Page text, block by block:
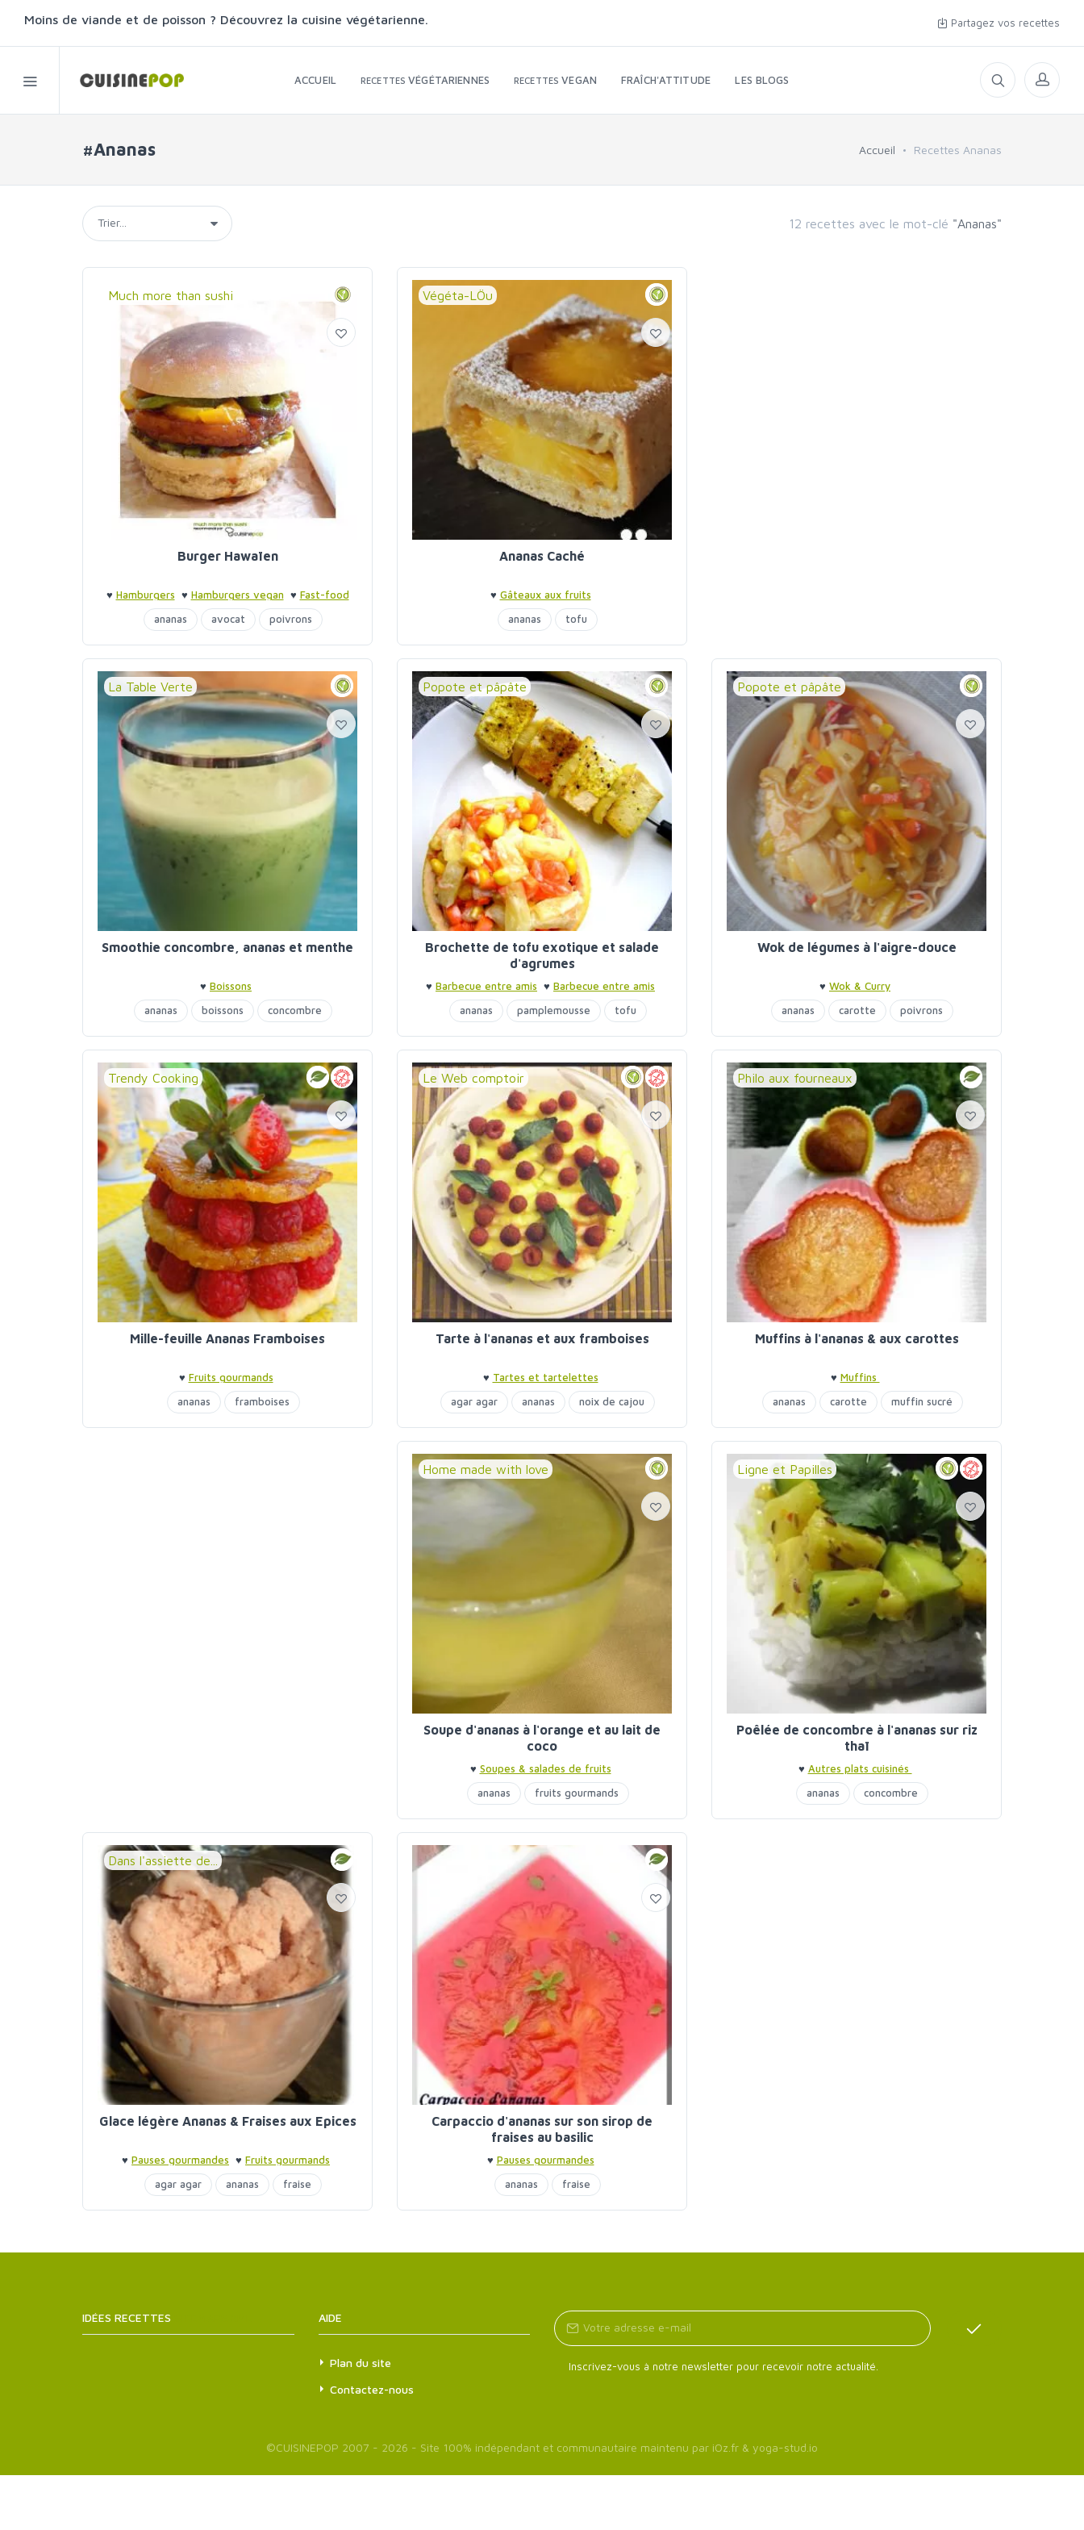
Moins de viande et de poisson ? Découvrez la cuisine végétarienne. Partagez vos recettes
ACCUEIL RECETTESVÉGÉTARIENNES RECETTESVEGAN FRAÎCH'ATTITUDE LES BLOGS
#Ananas Accueil Recettes Ananas
12 recettes avec le mot-clé "Ananas"
Much more than sushi
Burger Hawaïen
♥ Hamburgers ♥ Hamburgers vegan ♥ Fast-food
bio♥Fast-food bio
ananas avocat poivrons
Végéta-LÖu
Ananas Caché
♥ Gâteaux aux fruits
ananas
tofu
La Table Verte
Smoothie concombre, ananas et menthe
♥ Boissons
ananas
boissons concombre
smoothie
Popote et pâpâte
Brochette de tofu exotique et salade
d'agrumes
♥ Barbecue entre amis ♥ Barbecue entre amis
ananas
pamplemousse tofu
Popote et pâpâte
Wok de légumes à l'aigre-douce
♥ Wok & Curry
ananas
carotte poivrons
pousses de bambou
Trendy Cooking
Mille-feuille Ananas Framboises
♥ Fruits gourmands
ananas
framboises
Le Web comptoir
Tarte à l'ananas et aux framboises
♥ Tartes et tartelettes
agar agar
ananas noix de cajou
noix de coco
Philo aux fourneaux
Muffins à l'ananas & aux carottes
♥ Muffins
ananas
carotte muffin sucré
Home made with love
Soupe d'ananas à l'orange et au lait de
coco
♥ Soupes & salades de fruits
ananas
fruits gourmands
lait de coco
Ligne et Papilles
Poêlée de concombre à l'ananas sur riz
thaï
♥ Autres plats cuisinés
ananas
concombre
Dans l'assiette de...
Glace légère Ananas & Fraises aux Epices
♥ Pauses gourmandes ♥ Fruits gourmands
agar agar
ananas fraise
fruits gourmands glaces et sorbets
Carpaccio d'ananas sur son sirop de
fraises au basilic
♥ Pauses gourmandes
ananas
fraise
IDÉES RECETTES AIDE
Plan du site
Contactez-nous
Inscrivez-vous à notre newsletter pour recevoir notre actualité.
©CUISINEPOP 2007 - 2026 - Site 100% indépendant et communautaire maintenu par iOz.fr & yoga-stud.io